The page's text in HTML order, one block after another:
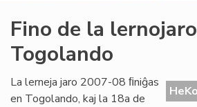
Fino de la
Togolando
La lerneja jaro 2007-08 ﬁniĝas
en Togolando, kaj la 18a de